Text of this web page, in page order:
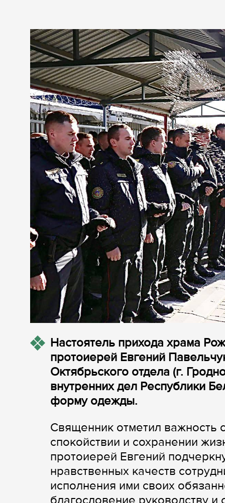
Настоятель прихода храма
протоиерей Евгений
Октябрьского отдела (г.
внутренних дел Республики
форму одежды.
Священник отметил важность
спокойствии и сохранении
протоиерей Евгений
нравственных качеств
исполнения ими своих